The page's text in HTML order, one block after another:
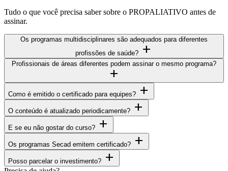
Tudo o que você precisa saber sobre o PROPALIATIVO antes de
assinar.
Os programas multidisciplinares são adequados para diferentes
profissões de saúde? add
Profissionais de áreas diferentes podem assinar o mesmo programa?
add
Como é emitido o certificado para equipes? add
O conteúdo é atualizado periodicamente? add
E se eu não gostar do curso? add
Os programas Secad emitem certificado? add
Posso parcelar o investimento? add